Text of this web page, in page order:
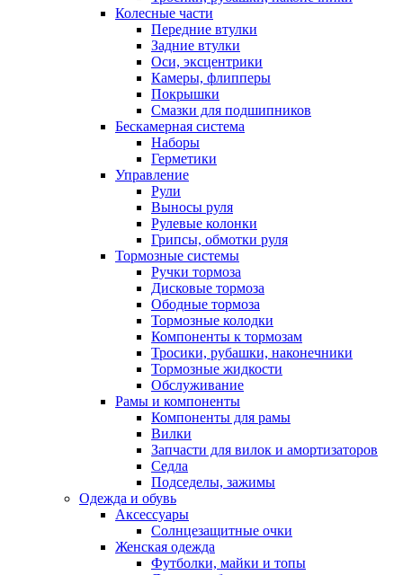
Колесные части
Передние втулки
Задние втулки
Оси, эксцентрики
Камеры, флипперы
Покрышки
Смазки для подшипников
Бескамерная система
Наборы
Герметики
Управление
Рули
Выносы руля
Рулевые колонки
Грипсы, обмотки руля
Тормозные системы
Ручки тормоза
Дисковые тормоза
Ободные тормоза
Тормозные колодки
Компоненты к тормозам
Тросики, рубашки, наконечники
Тормозные жидкости
Обслуживание
Рамы и компоненты
Компоненты для рамы
Вилки
Запчасти для вилок и амортизаторов
Седла
Подседелы, зажимы
Одежда и обувь
Аксессуары
Солнцезащитные очки
Женская одежда
Футболки, майки и топы